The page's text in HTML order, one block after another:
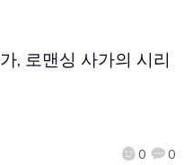
0 0
, 로맨싱 사가의 시리